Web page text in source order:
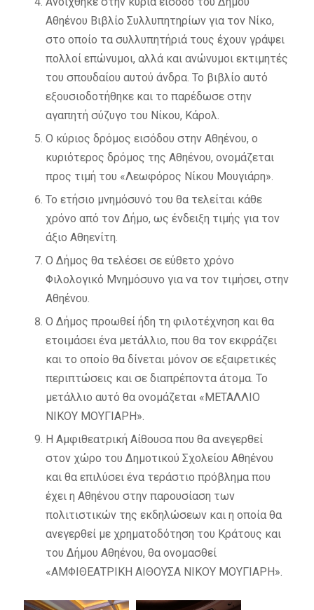
Αθηένου Βιβλίο Συλλυπητηρίων για τον Νίκο,
στο οποίο τα συλλυπητήριά τους έχουν γράψει
πολλοί επώνυμοι, αλλά και ανώνυμοι εκτιμητές
του σπουδαίου αυτού άνδρα. Το βιβλίο αυτό
εξουσιοδοτήθηκε και το παρέδωσε στην
αγαπητή σύζυγο του Νίκου, Κάρολ.
Ο κύριος δρόμος εισόδου στην Αθηένου, ο
κυριότερος δρόμος της Αθηένου, ονομάζεται
προς τιμή του «Λεωφόρος Νίκου Μουγιάρη».
Το ετήσιο μνημόσυνό του θα τελείται κάθε
χρόνο από τον Δήμο, ως ένδειξη τιμής για τον
άξιο Αθηενίτη.
Ο Δήμος θα τελέσει σε εύθετο χρόνο
Φιλολογικό Μνημόσυνο για να τον τιμήσει, στην
Αθηένου.
Ο Δήμος προωθεί ήδη τη φιλοτέχνηση και θα
ετοιμάσει ένα μετάλλιο, που θα τον εκφράζει
και το οποίο θα δίνεται μόνον σε εξαιρετικές
περιπτώσεις και σε διαπρέποντα άτομα. Το
μετάλλιο αυτό θα ονομάζεται «ΜΕΤΑΛΛΙΟ
ΝΙΚΟΥ ΜΟΥΓΙΑΡΗ».
Η Αμφιθεατρική Αίθουσα που θα ανεγερθεί
στον χώρο του Δημοτικού Σχολείου Αθηένου
και θα επιλύσει ένα τεράστιο πρόβλημα που
έχει η Αθηένου στην παρουσίαση των
πολιτιστικών της εκδηλώσεων και η οποία θα
ανεγερθεί με χρηματοδότηση του Κράτους και
του Δήμου Αθηένου, θα ονομασθεί
«ΑΜΦΙΘΕΑΤΡΙΚΗ ΑΙΘΟΥΣΑ ΝΙΚΟΥ ΜΟΥΓΙΑΡΗ».